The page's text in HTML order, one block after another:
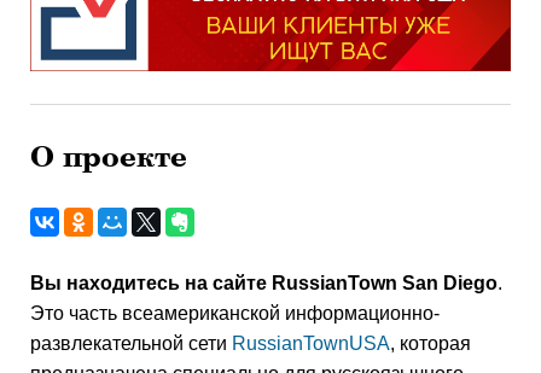
О проекте
Вы находитесь на сайте RussianTown San Diego.
Это часть всеамериканской информационно-
развлекательной сети RussianTownUSA, которая